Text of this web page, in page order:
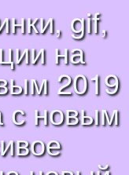
gif,
на
2019
с новым